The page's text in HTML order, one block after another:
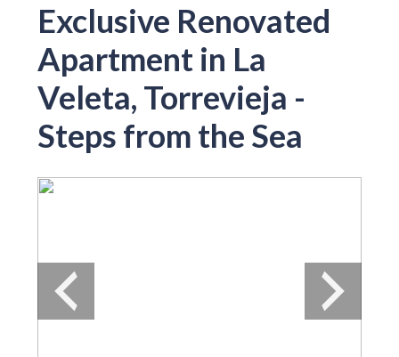
Exclusive Renovated
Apartment in La
Veleta, Torrevieja -
Steps from the Sea